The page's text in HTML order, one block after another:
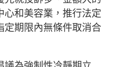
和美容業，推行法定
定期限內無條件取消合